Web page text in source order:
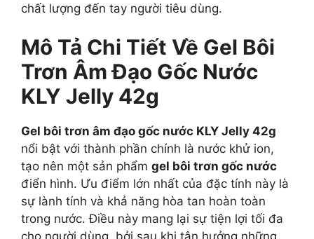
chất lượng đến tay người tiêu dùng.
Mô Tả Chi Tiết Về Gel Bôi
Trơn Âm Đạo Gốc Nước
KLY Jelly 42g
Gel bôi trơn âm đạo gốc nước KLY Jelly 42g
nổi bật với thành phần chính là nước khử ion,
tạo nên một sản phẩm gel bôi trơn gốc nước
điển hình. Ưu điểm lớn nhất của đặc tính này là
sự lành tính và khả năng hòa tan hoàn toàn
trong nước. Điều này mang lại sự tiện lợi tối đa